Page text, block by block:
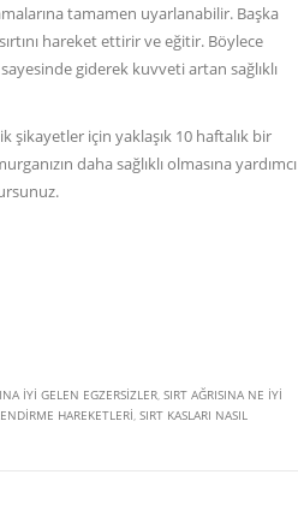
tamamen uyarlanabilir. Başka
hareket ettirir ve eğitir. Böylece
giderek kuvveti artan sağlıklı
için yaklaşık 10 haftalık bir
daha sağlıklı olmasına yardımcı
IYI GELEN EGZERSIZLER SIRT AĞRISINA NE IYI
HAREKETLERI SIRT KASLARI NASIL